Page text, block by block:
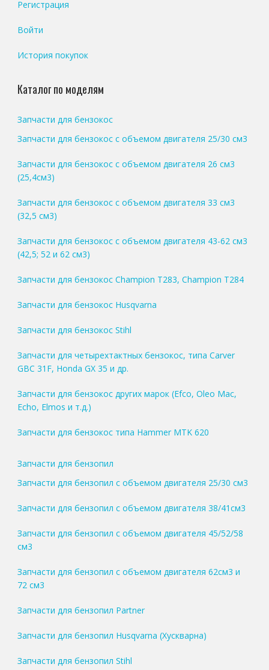
Регистрация
Войти
История покупок
Каталог по моделям
Запчасти для бензокос
Запчасти для бензокос с объемом двигателя 25/30 см3
Запчасти для бензокос с объемом двигателя 26 см3
(25,4см3)
Запчасти для бензокос с объемом двигателя 33 см3
(32,5 см3)
Запчасти для бензокос с объемом двигателя 43-62 см3
(42,5; 52 и 62 см3)
Запчасти для бензокос Champion T283, Champion T284
Запчасти для бензокос Husqvarna
Запчасти для бензокос Stihl
Запчасти для четырехтактных бензокос, типа Carver
GBC 31F, Honda GX 35 и др.
Запчасти для бензокос других марок (Efco, Oleo Mac,
Echo, Elmos и т.д.)
Запчасти для бензокос типа Hammer MTK 620
Запчасти для бензопил
Запчасти для бензопил с объемом двигателя 25/30 см3
Запчасти для бензопил с объемом двигателя 38/41см3
Запчасти для бензопил с объемом двигателя 45/52/58
см3
Запчасти для бензопил с объемом двигателя 62см3 и
72 см3
Запчасти для бензопил Partner
Запчасти для бензопил Husqvarna (Хускварна)
Запчасти для бензопил Stihl